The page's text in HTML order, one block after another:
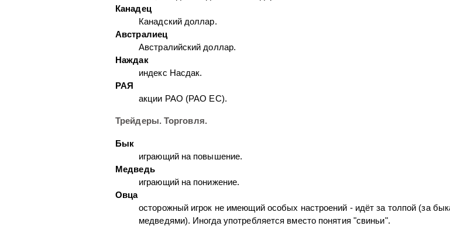
Канадец
Канадский доллар.
Австралиец
Австралийский доллар.
Наждак
индекс Насдак.
РАЯ
акции РАО (РАО ЕС).
Трейдеры. Торговля.
Бык
играющий на повышение.
Медведь
играющий на понижение.
Овца
осторожный игрок не имеющий особых настроений - идёт за толпой (за
медведями). Иногда употребляется вместо понятия "свиньи".